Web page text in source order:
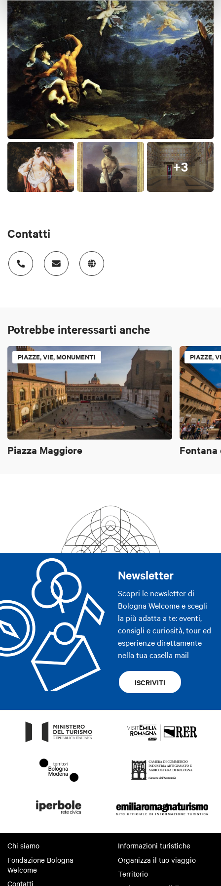
Visite guidate
Sezione didattica
Bookshop
Sala conferenze
Depliant (italiano, inglese, francese, tedesco)
Sono previste visite guidate per scolaresche su
prenotazione durante tutto l'anno scolastico:
Prenotazioni on linedidatticabo.midaticket.it;
Info: Sezione Didattica tel. +39 0512193922 (lunedì,
mercoledì e venerdì dalle 9 alle 13) e +39 051 2193933
(martedì e giovedì dalle 13 alle 17)
oppureedubolognamusei@comune.bologna.it +3
Contatti
Potrebbe interessarti anche
PIAZZE, VIE, MONUMENTI
Piazza Maggiore
PIAZZE,
Newsletter
Scopri le newsletter di
Bologna Welcome e scegli
la più adatta a te: eventi,
consigli e curiosità, tour ed
esperienze direttamente
nella tua casella mail
ISCRIVITI
Chi siamo
Fondazione Bologna
Welcome
Contatti
Informazioni turistiche
Organizza il tuo viaggio
Territorio